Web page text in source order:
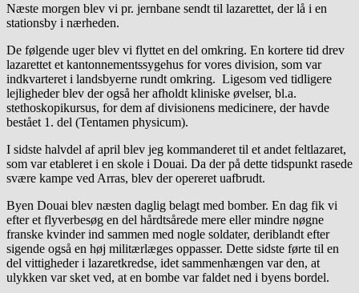
Næste morgen blev vi pr. jernbane sendt til lazarettet, der lå i en
stationsby i nærheden.
De følgende uger blev vi flyttet en del omkring. En kortere tid drev
lazarettet et kantonnementssygehus for vores division, som var
indkvarteret i landsbyerne rundt omkring. Ligesom ved tidligere
lejligheder blev der også her afholdt kliniske øvelser, bl.a.
stethoskopikursus, for dem af divisionens medicinere, der havde
bestået 1. del (Tentamen physicum).
I sidste halvdel af april blev jeg kommanderet til et andet feltlazaret,
som var etableret i en skole i Douai. Da der på dette tidspunkt rasede
svære kampe ved Arras, blev der opereret uafbrudt.
Byen Douai blev næsten daglig belagt med bomber. En dag fik vi
efter et flyverbesøg en del hårdtsårede mere eller mindre nøgne
franske kvinder ind sammen med nogle soldater, deriblandt efter
sigende også en høj militærlæges oppasser. Dette sidste førte til en
del vittigheder i lazaretkredse, idet sammenhængen var den, at
ulykken var sket ved, at en bombe var faldet ned i byens bordel.